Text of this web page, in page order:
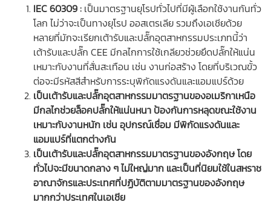
IEC 60309 : เป็นมาตรฐานยุโรปทั่วไปที่มีผู้เลือกใช้งานกันทั่ว
โลก ไม่ว่าจะเป็นทางยุโรป ออสเตรเลีย รวมถึงเอเชียด้วย
หลายที่มักจะเรียกเต้ารับและปลั๊กอุตสาหกรรมประเภทนี้ว่า
เต้ารับและปลั๊ก CEE มีกลไกการใช้เกลียวช่วยยึดปลั๊กให้แน่น
เหมาะกับงานที่สั่นสะเทือน เช่น งานก่อสร้าง โดยที่บริเวณขั้ว
ต่อจะมีรหัสสีสำหรับการระบุพิกัดแรงดันและแอมแปร์ด้วย
เป็นเต้ารับและปลั๊กอุตสาหกรรมมาตรฐานของอเมริกาเหนือ
มีกลไกช่วยล็อคปลั๊กให้แน่นหนา ป้องกันการหลุดขณะใช้งาน
เหมาะกับงานหนัก เช่น อุปกรณ์เชื่อม มีพิกัดแรงดันและ
แอมแปร์ที่แตกต่างกัน
เป็นเต้ารับและปลั๊กอุตสาหกรรมมาตรฐานของอังกฤษ โดย
ทั่วไปจะมีขนาดกลาง ๆ ไม่ใหญ่มาก และเป็นที่นิยมใช้ในสหราช
อาณาจักรและประเทศที่ปฏิบัติตามมาตรฐานของอังกฤษ
มากกว่าประเทศในเอเชีย